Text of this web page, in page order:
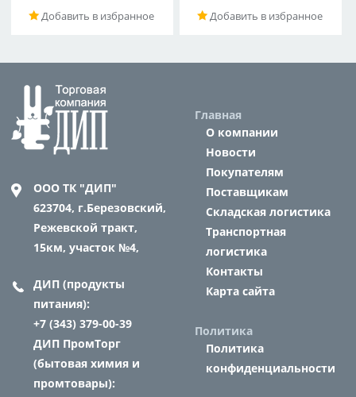
Добавить в избранное Добавить в избранное
ООО ТК "ДИП"
623704, г.Березовский,
Режевской тракт,
15км, участок №4,
ДИП (продукты
питания):
+7 (343) 379-00-39
ДИП ПромТорг
(бытовая химия и
промтовары):
Главная
О компании
Новости
Покупателям
Поставщикам
Складская логистика
Транспортная
логистика
Контакты
Карта сайта
Политика
Политика
конфиденциальности